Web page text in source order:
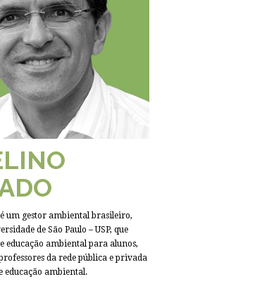
um gestor ambiental brasileiro,
de São Paulo – USP, que
educação ambiental para alunos,
da rede pública e privada
educação ambiental.